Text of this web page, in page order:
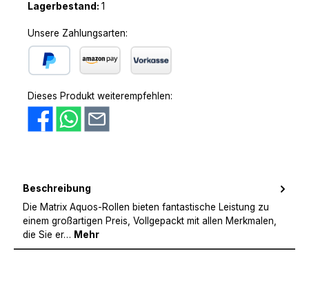
Lagerbestand: 1
Unsere Zahlungsarten:
Dieses Produkt weiterempfehlen:
Beschreibung
Die Matrix Aquos-Rollen bieten fantastische Leistung zu
einem großartigen Preis, Vollgepackt mit allen Merkmalen,
die Sie er… Mehr